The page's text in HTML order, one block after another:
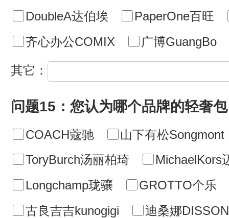
DoubleA达伯埃
PaperOne百旺
齐心办公COMIX
广博GuangBo
其它：
问题15：您认为哪个品牌的轻奢
COACH蔻驰
山下有松Songmont
ToryBurch汤丽柏琦
MichaelKors
Longchamp珑骧
GROTTO个乐
古良吉吉kunogigi
迪桑娜